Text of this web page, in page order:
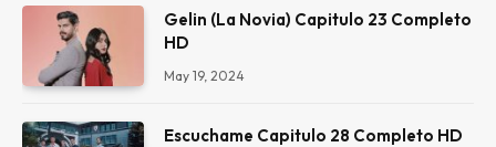
Gelin (La Novia) Capitulo 23 Completo
HD
May 19, 2024
Escuchame Capitulo 28 Completo HD